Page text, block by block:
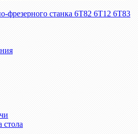
фрезерного станка 6Т82 6Т12 6Т83
стола